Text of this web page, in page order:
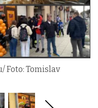
Foto: Tomislav